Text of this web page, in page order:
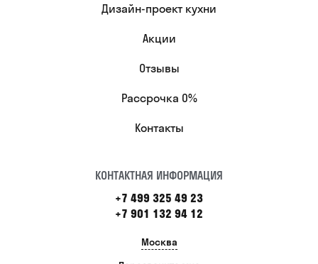
Дизайн-проект кухни
Акции
Отзывы
Рассрочка 0%
Контакты
КОНТАКТНАЯ ИНФОРМАЦИЯ
+7 499 325 49 23
+7 901 132 94 12
Москва